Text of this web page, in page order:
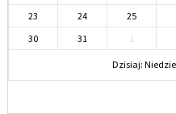
23
24 25
30
31 1
Dzisiaj: